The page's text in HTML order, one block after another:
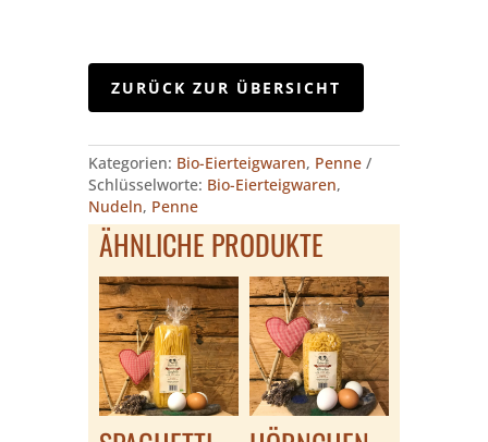
ZURÜCK ZUR ÜBERSICHT
Kategorien: Bio-Eierteigwaren, Penne
Schlüsselworte: Bio-Eierteigwaren,
Nudeln, Penne
ÄHNLICHE PRODUKTE